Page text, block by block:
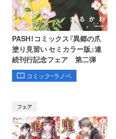
PASH！コミックス『異郷の爪
塗り見習い セミカラー版』連
続刊行記念フェア 第二弾
コミック・ラノベ
フェア